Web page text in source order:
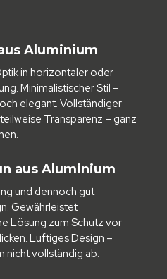
Aluminium
in horizontaler oder
Minimalistischer Stil –
elegant. Vollständiger
Transparenz – ganz
aus Aluminium
und dennoch gut
Gewährleistet
Lösung zum Schutz vor
Luftiges Design –
nicht vollständig ab.